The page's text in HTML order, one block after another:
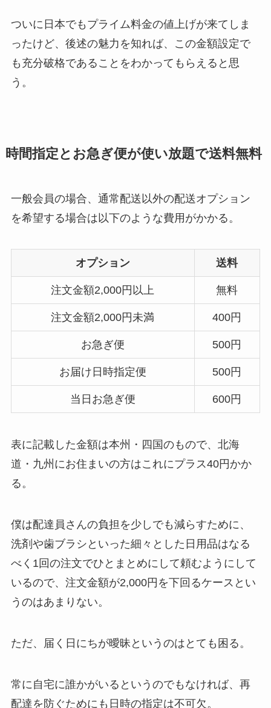
ついに日本でもプライム料金の値上げが来てしま
ったけど、後述の魅力を知れば、この金額設定で
も充分破格であることをわかってもらえると思
う。
時間指定とお急ぎ便が使い放題で送料無料
一般会員の場合、通常配送以外の配送オプション
を希望する場合は以下のような費用がかかる。
オプション 送料
注文金額2,000円以上 無料
注文金額2,000円未満 400円
お急ぎ便 500円
お届け日時指定便 500円
当日お急ぎ便 600円
表に記載した金額は本州・四国のもので、北海
道・九州にお住まいの方はこれにプラス40円かか
る。
僕は配達員さんの負担を少しでも減らすために、
洗剤や歯ブラシといった細々とした日用品はなる
べく1回の注文でひとまとめにして頼むようにして
いるので、注文金額が2,000円を下回るケースとい
うのはあまりない。
ただ、届く日にちが曖昧というのはとても困る。
常に自宅に誰かがいるというのでもなければ、再
配達を防ぐためにも日時の指定は不可欠。